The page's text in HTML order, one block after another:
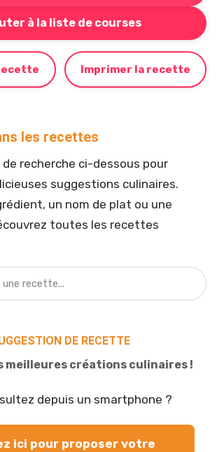
à la liste de courses
cette recette à votre liste de
Imprimer la recette
les recettes
recherche ci-dessous pour
suggestions culinaires.
un nom de plat ou une
toutes les recettes
DE RECETTE
meilleures créations culinaires !
depuis un smartphone ?
ici pour proposer votre